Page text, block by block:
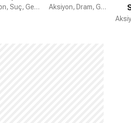
Aksiyon, Suç, Gerilim Aksiyon, Dram, Gerilim